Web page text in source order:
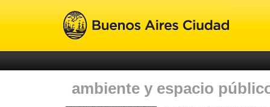
ambiente y espacio